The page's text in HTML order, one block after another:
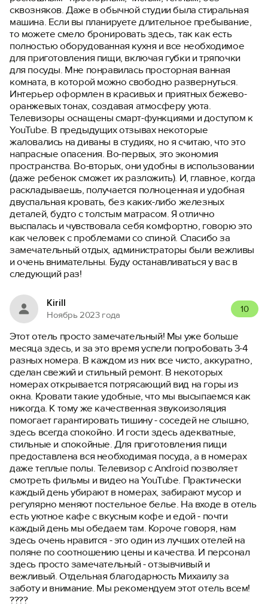
сквозняков. Даже в обычной студии была стиральная
машина. Если вы планируете длительное пребывание,
то можете смело бронировать здесь, так как есть
полностью оборудованная кухня и все необходимое
для приготовления пищи, включая губки и тряпочки
для посуды. Мне понравилась просторная ванная
комната, в которой можно свободно развернуться.
Интерьер оформлен в красивых и приятных бежево-
оранжевых тонах, создавая атмосферу уюта.
Телевизоры оснащены смарт-функциями и доступом к
YouTube. В предыдущих отзывах некоторые
жаловались на диваны в студиях, но я считаю, что это
напрасные опасения. Во-первых, это экономия
пространства. Во-вторых, они удобны в использовании
(даже ребенок сможет их разложить). И, главное, когда
раскладываешь, получается полноценная и удобная
двуспальная кровать, без каких-либо железных
деталей, будто с толстым матрасом. Я отлично
выспалась и чувствовала себя комфортно, говорю это
как человек с проблемами со спиной. Спасибо за
замечательный отдых, администраторы были вежливы
и очень внимательны. Буду останавливаться у вас в
следующий раз!
Kirill
Ноябрь 2023 года
10
Этот отель просто замечательный! Мы уже больше
месяца здесь, и за это время успели попробовать 3-4
разных номера. В каждом из них все чисто, аккуратно,
сделан свежий и стильный ремонт. В некоторых
номерах открывается потрясающий вид на горы из
окна. Кровати такие удобные, что мы высыпаемся как
никогда. К тому же качественная звукоизоляция
помогает гарантировать тишину - соседей не слышно,
здесь всегда спокойно. И гости здесь адекватные,
стильные и спокойные. Для приготовления пищи
предоставлена вся необходимая посуда, а в номерах
даже теплые полы. Телевизор с Android позволяет
смотреть фильмы и видео на YouTube. Практически
каждый день убирают в номерах, забирают мусор и
регулярно меняют постельное белье. На входе в отель
есть уютное кафе с вкусным кофе и едой - почти
каждый день мы обедаем там. Короче говоря, нам
здесь очень нравится - это один из лучших отелей на
поляне по соотношению цены и качества. И персонал
здесь просто замечательный - отзывчивый и
вежливый. Отдельная благодарность Михаилу за
заботу и внимание. Мы рекомендуем этот отель всем!
????